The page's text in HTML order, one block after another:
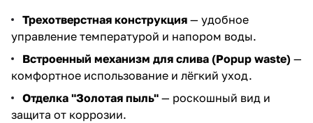
Трехотверстная конструкция — удобное
управление температурой и напором воды.
Встроенный механизм для слива (Popup waste) —
комфортное использование и лёгкий уход.
Отделка "Золотая пыль" — роскошный вид и
защита от коррозии.